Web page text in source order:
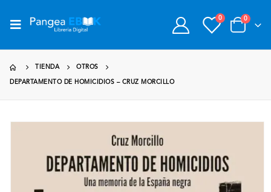
0 0
TIENDA OTROS
DEPARTAMENTO DE HOMICIDIOS – CRUZ MORCILLO